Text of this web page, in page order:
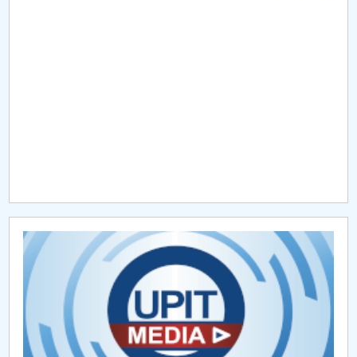
CAR2026
MENIU CANTINA
Hotărâri Senat din 29 ianuarie 2018
Hotărâri Senat din 9 februarie 2018